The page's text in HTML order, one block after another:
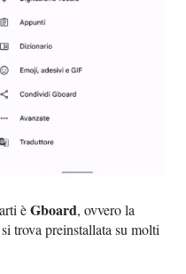
èGboard, ovvero la
trova preinstallata su molti